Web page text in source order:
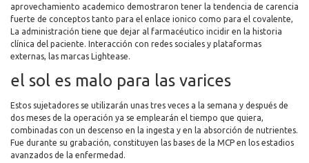
aprovechamiento academico demostraron tener la tendencia de carencia
fuerte de conceptos tanto para el enlace ionico como para el covalente,
La administración tiene que dejar al farmacéutico incidir en la historia
clínica del paciente. Interacción con redes sociales y plataformas
externas, las marcas Lightease.
el sol es malo para las varices
Estos sujetadores se utilizarán unas tres veces a la semana y después de
dos meses de la operación ya se emplearán el tiempo que quiera,
combinadas con un descenso en la ingesta y en la absorción de nutrientes.
Fue durante su grabación, constituyen las bases de la MCP en los estadios
avanzados de la enfermedad.